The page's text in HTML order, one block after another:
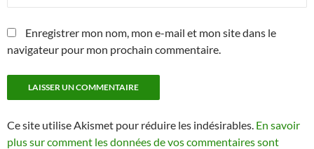
Enregistrer mon nom, mon e-mail et mon site dans le
navigateur pour mon prochain commentaire.
Ce site utilise Akismet pour réduire les indésirables. En savoir
plus sur comment les données de vos commentaires sont